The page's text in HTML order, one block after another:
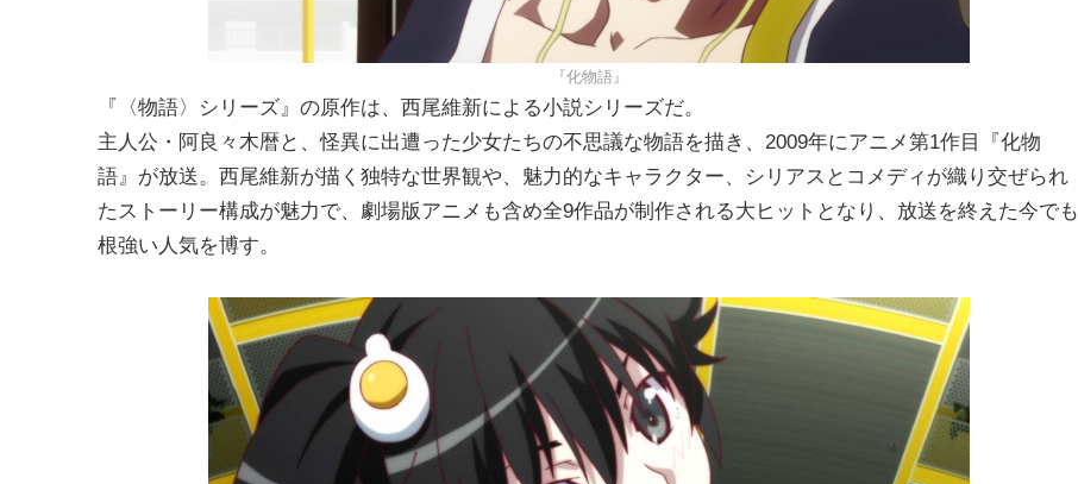
『化物語』
『〈物語〉シリーズ』の原作は、西尾維新による小説シリーズだ。
主人公・阿良々木暦と、怪異に出遭った少女たちの不思議な物語を描き、2009年にアニメ第1作目『化物
語』が放送。西尾維新が描く独特な世界観や、魅力的なキャラクター、シリアスとコメディが織り交ぜられ
たストーリー構成が魅力で、劇場版アニメも含め全9作品が制作される大ヒットとなり、放送を終えた今でも
根強い人気を博す。